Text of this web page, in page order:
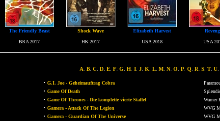
The Friendly Beast
BRA 2017
Shock Wave
HK 2017
Elizabeth Harvest
USA 2018
USA
A B C D E F G H I J K L M N O P Q R S T. U
• G.I. Joe - Geheimauftrag Cobra
• Game Of Death
• Game Of Thrones - Die komplette vierte Staffel
Warner
• Gamera - Attack Of The Legion
WVG
• Gamera - Guardian Of The Universe
WVG